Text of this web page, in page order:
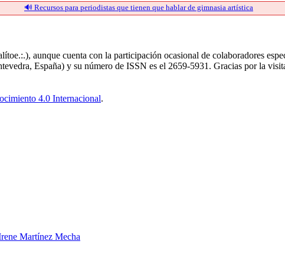
🔊 Recursos para periodistas que tienen que hablar de gimnasia artística
aunque cuenta con la participación ocasional de colaboradores
España) y su número de ISSN es el 2659-5931. Gracias por la
4.0 Internacional.
Martínez Mecha